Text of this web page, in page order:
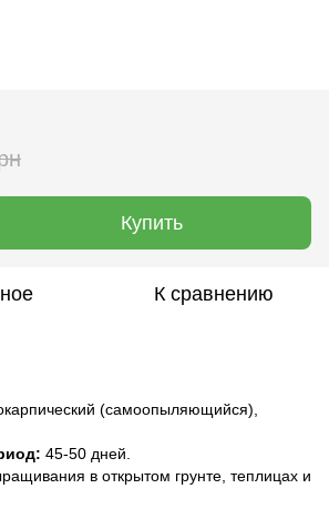
Купить
К сравнению
(самоопыляющийся),
45-50 дней.
в открытом грунте, теплицах и